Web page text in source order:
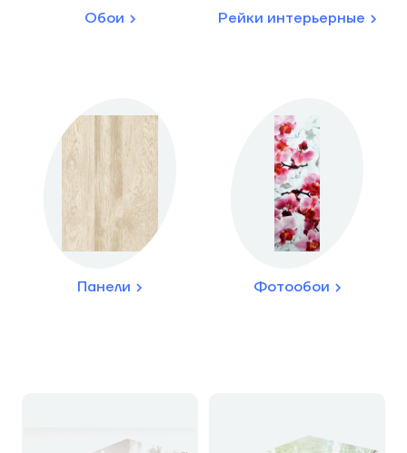
Обои Рейки интерьерные
Панели Фотообои